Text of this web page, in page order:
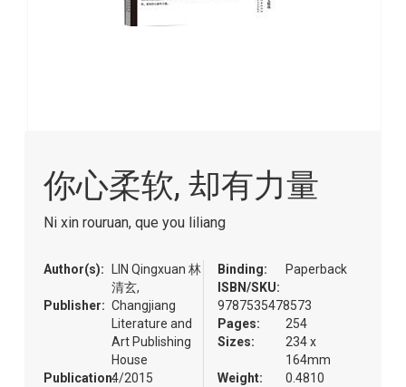
the
beginning
images
gallery
你心柔软, 却有力量
Ni xin rouruan, que you liliang
Author(s):
LIN Qingxuan 林
清玄,
Publisher: Changjiang
Literature and
Art Publishing
House
Publication:4/2015
Binding:
Paperback
ISBN/SKU:
9787535478573
Pages:
254
Sizes:
234 x
164mm
Weight:
0.4810